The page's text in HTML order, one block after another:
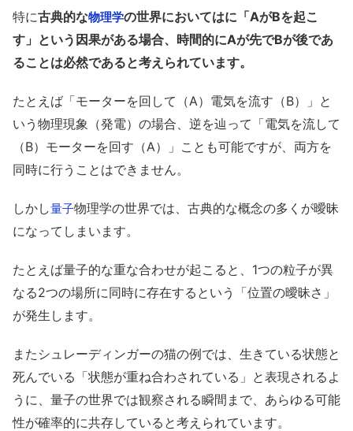
特に古典的な物理学の世界においてはに「AがBを起こ
す」という因果がある場合、時間的にAが先でBが後であ
ることは必然であると考えられています。
たとえば「モーターを回して（A）電気を流す（B）」と
いう物理現象（発電）の場合、逆を辿って「電気を流して
（B）モーターを回す（A）」ことも可能ですが、両方を
同時に行うことはできません。
しかし量子物理学の世界では、古典的な概念の多くが曖昧
になってしまいます。
たとえば量子的な重な合わせが起こると、1つの粒子が異
なる2つの場所に同時に存在するという「位置の曖昧さ」
が発生します。
またシュレーディンガーの猫の例では、生きている状態と
死んでいる「状態が重ね合わされている」と表現されるよ
うに、量子の世界では観察される瞬間まで、あらゆる可能
性が確率的に共存していると考えられています。